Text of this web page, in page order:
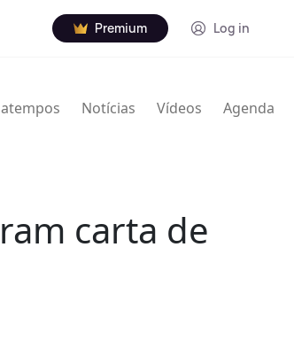
Premium Log in
Notícias Vídeos Agenda
carta de